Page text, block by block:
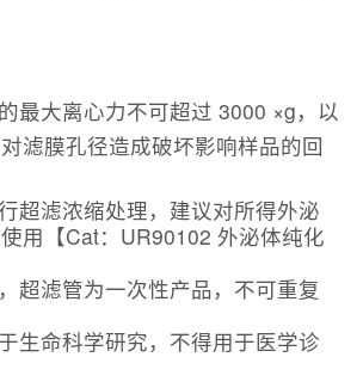
最大离心力不可超过 3000 ×g，以
滤膜孔径造成破坏影响样品的回
超滤浓缩处理，建议对所得外泌
用【Cat：UR90102 外泌体纯化
超滤管为一次性产品，不可重复
生命科学研究，不得用于医学诊